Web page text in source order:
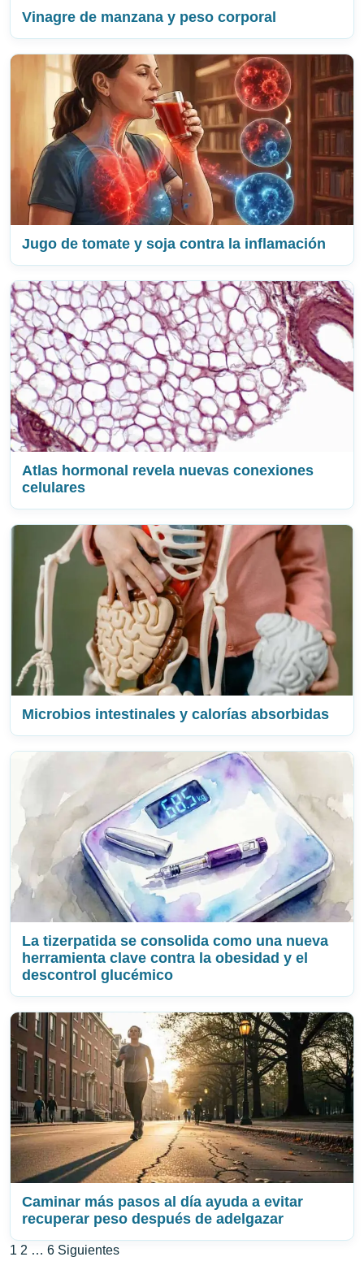
Vinagre de manzana y peso corporal
Jugo de tomate y soja contra la inflamación
Atlas hormonal revela nuevas conexiones
celulares
Microbios intestinales y calorías absorbidas
La tizerpatida se consolida como una nueva
herramienta clave contra la obesidad y el
descontrol glucémico
Caminar más pasos al día ayuda a evitar
recuperar peso después de adelgazar
Paginación
1 2 … 6 Siguientes